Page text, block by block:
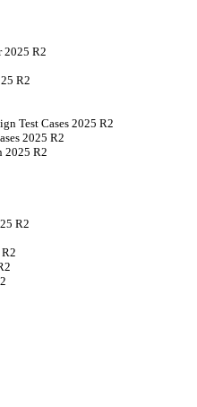
2025 R2
R2
Test Cases 2025 R2
2025 R2
2025 R2
R2